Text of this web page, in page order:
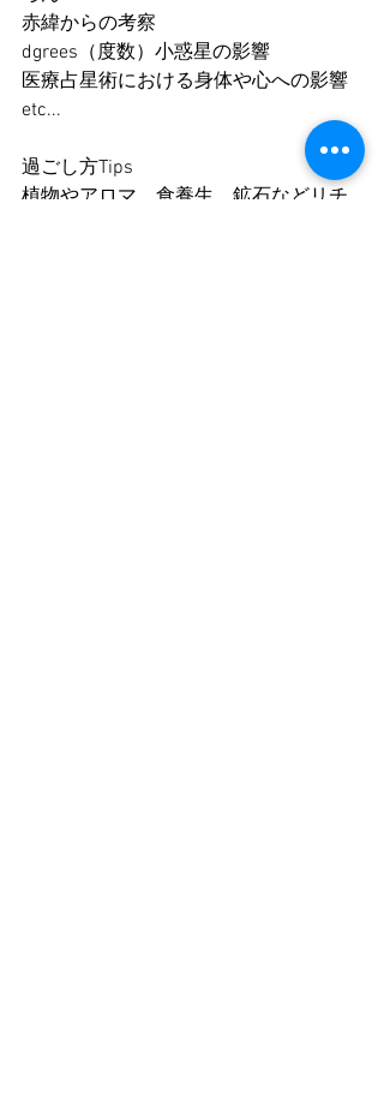
赤緯からの考察
dgrees（度数）小惑星の影響
医療占星術における身体や心への影響
etc...
過ごし方Tips
植物やアロマ、食養生、鉱石などリチ